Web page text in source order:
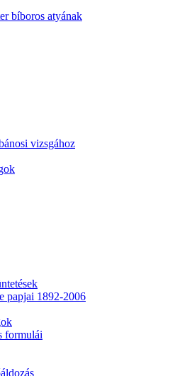
bíboros atyának
vizsgához
papjai 1892-2006
formulái